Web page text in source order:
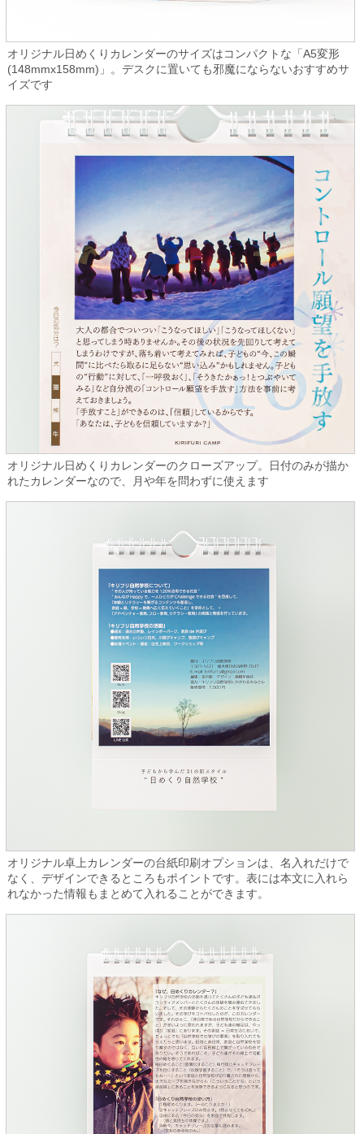
オリジナル日めくりカレンダーのサイズはコンパクトな「A5変形
(148mmx158mm)」。デスクに置いても邪魔にならないおすすめサ
イズです
オリジナル日めくりカレンダーのクローズアップ。日付のみが描か
れたカレンダーなので、月や年を問わずに使えます
オリジナル卓上カレンダーの台紙印刷オプションは、名入れだけで
なく、デザインできるところもポイントです。表には本文に入れら
れなかった情報もまとめて入れることができます。